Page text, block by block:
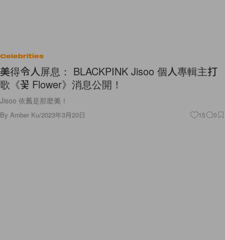
Celebrities
美得令人屏息： BLACKPINK Jisoo 個人專輯主打
歌《꽃 Flower》消息公開！
Jisoo 依舊是那麼美！
By Amber Ku/2023年3月20日 15 0